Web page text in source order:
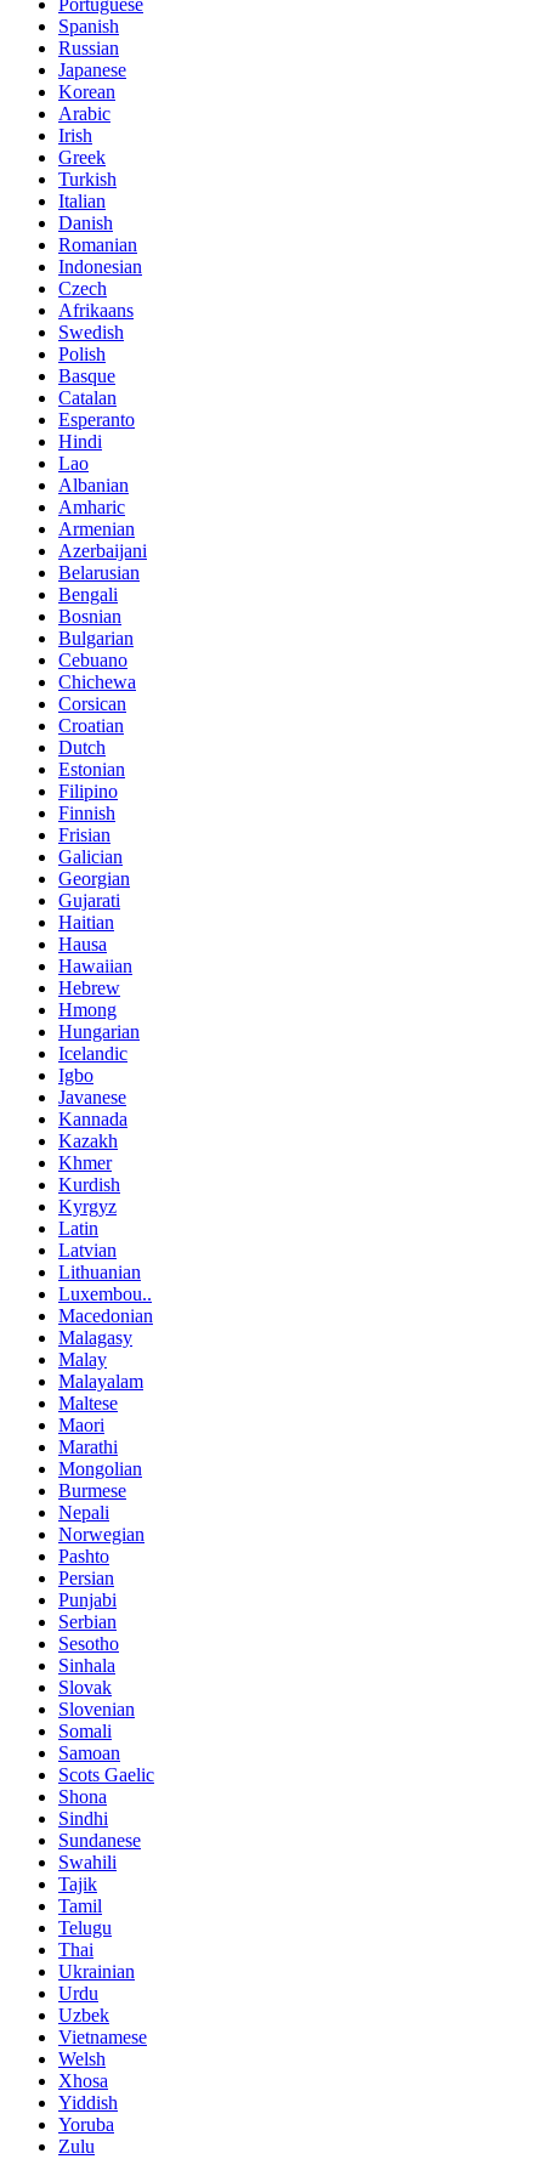
Portuguese
Spanish
Russian
Japanese
Korean
Arabic
Irish
Greek
Turkish
Italian
Danish
Romanian
Indonesian
Czech
Afrikaans
Swedish
Polish
Basque
Catalan
Esperanto
Hindi
Lao
Albanian
Amharic
Armenian
Azerbaijani
Belarusian
Bengali
Bosnian
Bulgarian
Cebuano
Chichewa
Corsican
Croatian
Dutch
Estonian
Filipino
Finnish
Frisian
Galician
Georgian
Gujarati
Haitian
Hausa
Hawaiian
Hebrew
Hmong
Hungarian
Icelandic
Igbo
Javanese
Kannada
Kazakh
Khmer
Kurdish
Kyrgyz
Latin
Latvian
Lithuanian
Luxembou..
Macedonian
Malagasy
Malay
Malayalam
Maltese
Maori
Marathi
Mongolian
Burmese
Nepali
Norwegian
Pashto
Persian
Punjabi
Serbian
Sesotho
Sinhala
Slovak
Slovenian
Somali
Samoan
Scots Gaelic
Shona
Sindhi
Sundanese
Swahili
Tajik
Tamil
Telugu
Thai
Ukrainian
Urdu
Uzbek
Vietnamese
Welsh
Xhosa
Yiddish
Yoruba
Zulu